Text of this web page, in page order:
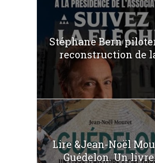
Stéphane Bern
reconstruction de
Lire &Jean-Noël
Guédelon. Un